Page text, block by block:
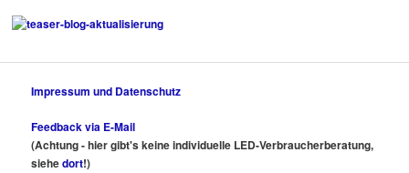
Impressum und Datenschutz
Feedback via E-Mail
(Achtung - hier gibt's keine individuelle LED-Verbraucherberatung,
siehedort!)